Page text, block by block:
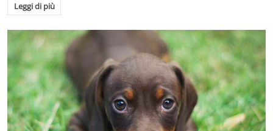
Leggi di più